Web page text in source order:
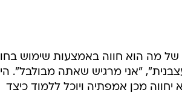
מה הוא חווה באמצעות שימוש
"אני מרגיש שאתה מבולבל".
יחווה מכן אמפתיה ויוכל ללמוד כיצד